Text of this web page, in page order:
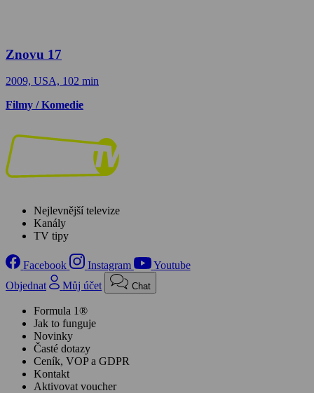
Znovu 17
2009, USA, 102 min
Filmy / Komedie
Nejlevnější televize
Kanály
TV tipy
Facebook Instagram
Youtube
Objednat
Můj účet Chat
Formula 1®
Jak to funguje
Novinky
Časté dotazy
Ceník, VOP a GDPR
Kontakt
Aktivovat voucher